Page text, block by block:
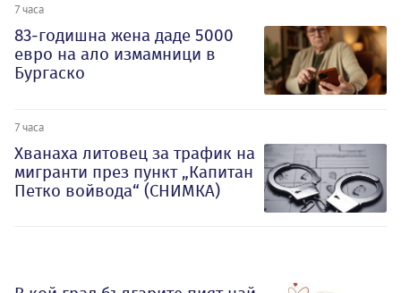
7 часа
83-годишна жена даде 5000
евро на ало измамници в
Бургаско
7 часа
Хванаха литовец за трафик на
мигранти през пункт „Капитан
Петко войвода“ (СНИМКА)